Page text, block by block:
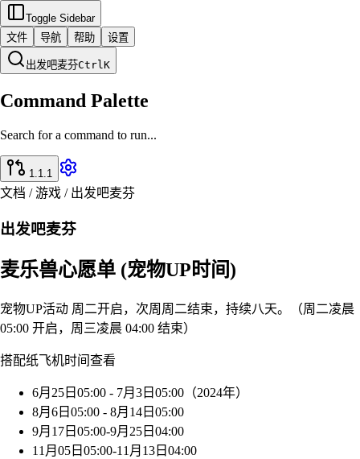
Toggle Sidebar
文件
导航 帮助 设置
出发吧麦芬CtrlK
Command Palette
Search for a command to run...
1.1.1
文档 / 游戏 / 出发吧麦芬
出发吧麦芬
麦乐兽心愿单 (宠物UP时间)
宠物UP活动 周二开启，次周周二结束，持续八天。（周二凌晨
05:00 开启，周三凌晨 04:00 结束）
搭配纸飞机时间查看
6月25日05:00 - 7月3日05:00（2024年）
8月6日05:00 - 8月14日05:00
9月17日05:00-9月25日04:00
11月05日05:00-11月13日04:00